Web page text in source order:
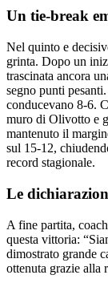
Un tie-break
Nel quinto e
grinta. Dopo un
trascinata ancora
segno punti
conducevano 8-6.
muro di Olivotto e
mantenuto il
sul 15-12,
record stagionale.
Le
A fine partita,
questa vittoria:
dimostrato grande
ottenuta grazie alla